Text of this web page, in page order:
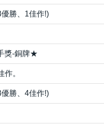
勝、1佳作!)
獎-銅牌★
。
勝、4佳作!)